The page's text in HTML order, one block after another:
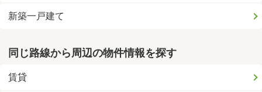
新築一戸建て
同じ路線から周辺の物件情報を探す
賃貸